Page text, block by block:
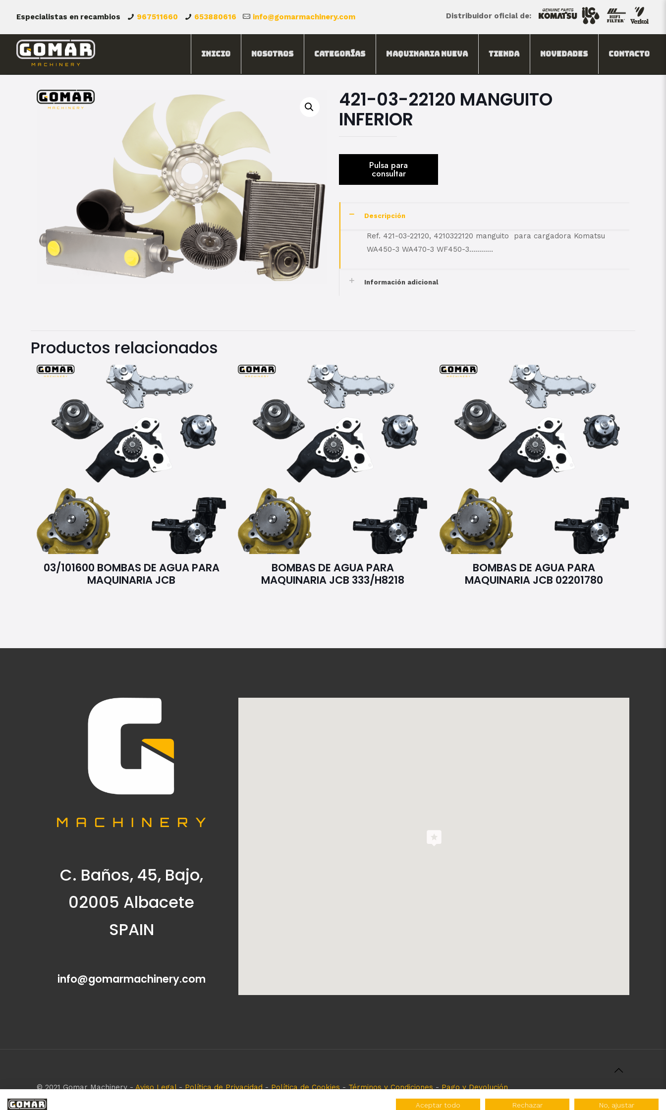
Especialistas en recambios 967511660 653880616 info@gomarmachinery.com Distribuidor oficial de:
Inicio Nosotros Categorías Maquinaria Nueva Tienda Novedades Contacto
421-03-22120 MANGUITO
INFERIOR
Descripción
Ref. 421-03-22120, 4210322120 manguito para cargadora Komatsu
WA450-3 WA470-3 WF450-3…………
Información adicional
Productos relacionados
03/101600 BOMBAS DE AGUA PARA
MAQUINARIA JCB
BOMBAS DE AGUA PARA
MAQUINARIA JCB 333/H8218
BOMBAS DE AGUA PARA
MAQUINARIA JCB 02201780
C. Baños, 45, Bajo,
02005 Albacete
SPAIN
info@gomarmachinery.com
© 2021 Gomar Machinery -Aviso Legal-Política de Privacidad-Política de Cookies-Términos y Condiciones-Pago y Devolución
Todas las marcas aquí mencionadas son de simple referencia, es solo para especificar los productos que comercializamos y el servicio que brindamos. Nuestra
Aceptar todo Rechazar No, ajustar